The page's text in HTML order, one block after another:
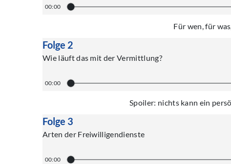
00:00
Für wen, für
Folge 2
Wie läuft das mit der Vermittlung?
00:00
Spoiler: nichts kann ein
Folge 3
Arten der Freiwilligendienste
00:00